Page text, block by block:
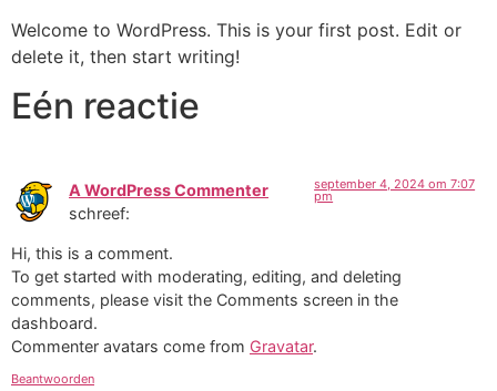
Welcome to WordPress. This is your first post. Edit or
delete it, then start writing!
Eén reactie
A WordPress Commenter
schreef:
september 4, 2024 om 7:07
pm
Hi, this is a comment.
To get started with moderating, editing, and deleting
comments, please visit the Comments screen in the
dashboard.
Commenter avatars come from Gravatar.
Beantwoorden